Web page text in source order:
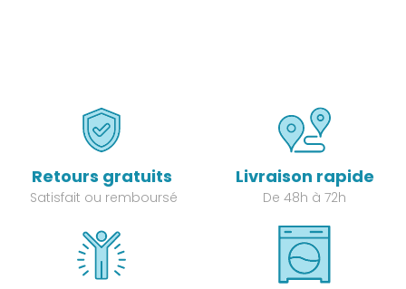
Retours gratuits
Satisfait ou remboursé
Livraison rapide
De 48h à 72h